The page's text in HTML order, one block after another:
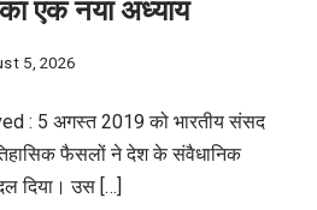
एक नया अध्याय
5, 2026
: 5 अगस्त 2019 को भारतीय संसद
फैसलों ने देश के संवैधानिक
दिया। उस […]